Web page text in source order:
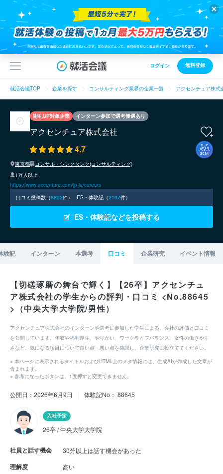
ログイン 無料登録
就活会議TOP 企業を探す コンサルティング業界の企業一覧 アクセンチュア株式
謝礼UP対象企業 インターン参加で選考優遇あり
アクセンチュア株式会社
4.7
東京都
コンサル・シンクタンク(コンサルティング)
1万人以上
https://www.accenture.com/jp-ja/careers
口コミ投稿数（8803件） ES・体験記（2107件）
ES・体験記などを投稿する
験記 インターン 本選考 口コミ 企業研究 イベント情報
【切磋琢磨の舞台で輝く】【26卒】アクセンチュ
ア株式会社の学生からの評判・口コミ <No.88645
>（中央大学大学院/男性）
アクセンチュア株式会社のインターンや選考に参加した学生による、会社の評価と口コミ
を公開しています。年収や福利厚生、やりがい、ワークライフバランス、女性の働きやす
さなど、気になる項目について良い点・悪い点を確認し、企業研究に役立ててください。
※ 本ページに表示されるタイトルおよびHTML上のメタ情報には、生成AIが作成した文章が
含まれます。
※ 参考になったボタンは、1度押すと変更できません。
公開日：2026年6月9日 体験記No： 88645
入社予定
26卒 / 中央大学大学院
社員と話す機会 30分以上は話す機会があった
理解度 高い